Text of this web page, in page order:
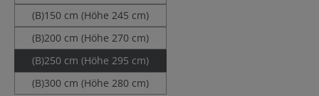
(B)150 cm (Höhe 245 cm)
(B)200 cm (Höhe 270 cm)
(B)250 cm (Höhe 295 cm)
(B)300 cm (Höhe 280 cm)